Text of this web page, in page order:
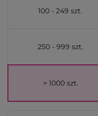
100 - 249 szt.
250 - 999 szt.
> 1000 szt.